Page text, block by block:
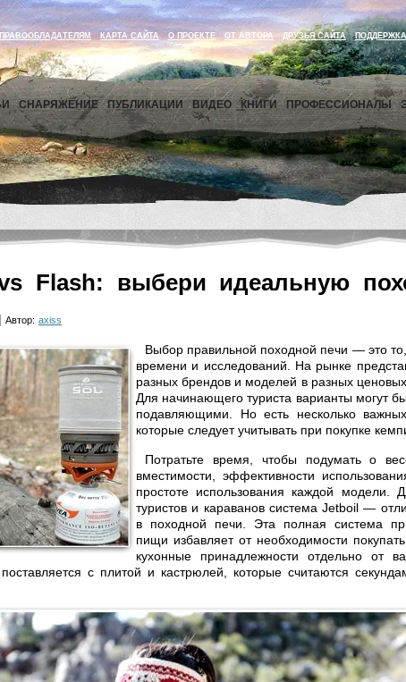
ПРАВООБЛАДАТЕЛЯМ КАРТА САЙТА О ПРОЕКТЕ ОТ АВТОРА ДРУЗЬЯ САЙТА
СНАРЯЖЕНИЕ ПУБЛИКАЦИИ ВИДЕО КНИГИ ПРОФЕССИОНАЛЫ
Flash: выбери идеальную
| Автор: axiss
Выбор правильной походной печи — это то,
времени и исследований. На рынке
разных брендов и моделей в разных ценовых
Для начинающего туриста варианты могут
подавляющими. Но есть несколько важных
которые следует учитывать при покупке
Потратьте время, чтобы подумать о
вместимости, эффективности
простоте использования каждой модели.
туристов и караванов система Jetboil —
в походной печи. Эта полная система
пищи избавляет от необходимости
кухонные принадлежности отдельно от
с плитой и кастрюлей, которые считаются